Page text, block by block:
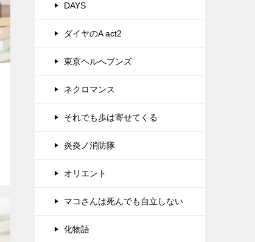
DAYS
ダイヤのA act2
東京ヘルへブンズ
ネクロマンス
それでも歩は寄せてくる
炎炎ノ消防隊
オリエント
マコさんは死んでも自立しない
化物語